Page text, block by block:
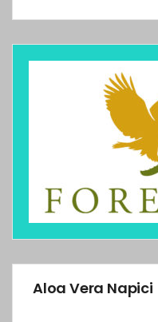
Aloa Vera Napici